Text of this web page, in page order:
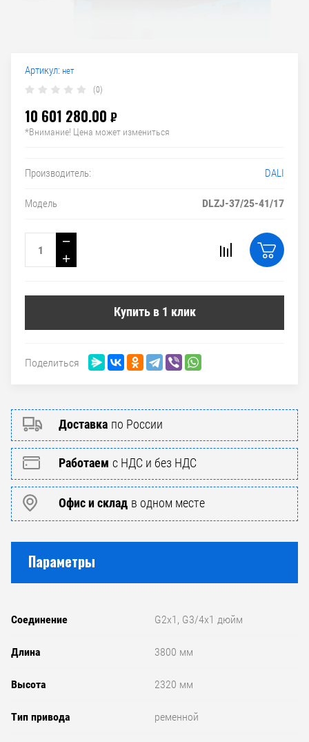
Артикул: нет
(0)
10 601 280.00 ₽
*Внимание! Цена может измениться
Производитель: DALI
Модель DLZJ-37/25-41/17
−
+
Купить в 1 клик
Поделиться
Доставка по России
Работаем с НДС и без НДС
Офис и склад в одном месте
Параметры
Соединение G2x1, G3/4x1 дюйм
Длина 3800 мм
Высота 2320 мм
Тип привода ременной